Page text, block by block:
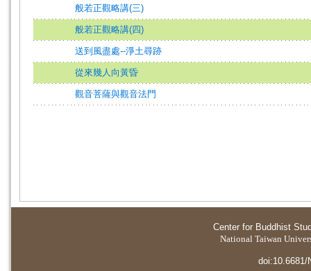
般若正觀略講(三)
般若正觀略講(四)
送到風盡處--淨土尋跡
從來幾人向黃昏
觀音菩薩與觀音法門
Center for Buddhist
National Taiwan
doi:10.6681/